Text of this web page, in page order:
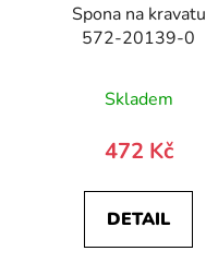
Spona na kravatu
572-20139-0
Skladem
472 Kč
DETAIL